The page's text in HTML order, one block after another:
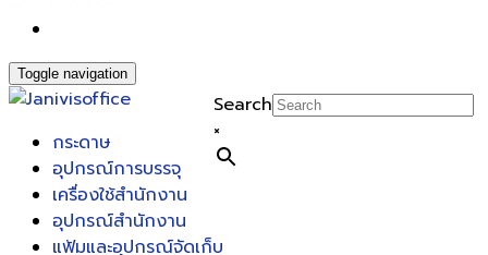
Toggle navigation
Search
×
กระดาษ
อุปกรณ์การบรรจุ
เครื่องใช้สำนักงาน
อุปกรณ์สำนักงาน
แฟ้มและอุปกรณ์จัดเก็บ